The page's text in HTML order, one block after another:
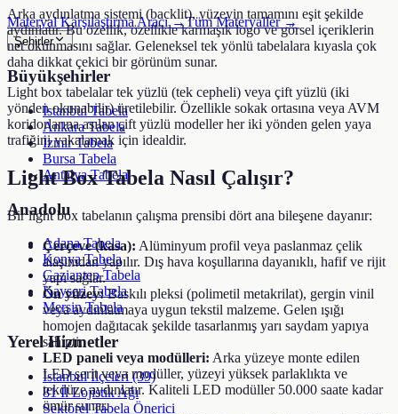
Materyal Karşılaştırma Aracı →Tüm Materyaller →
Şehirler
Büyükşehirler
İstanbul Tabela
Ankara Tabela
İzmir Tabela
Bursa Tabela
Antalya Tabela
Anadolu
Adana Tabela
Konya Tabela
Gaziantep Tabela
Kayseri Tabela
Mersin Tabela
Yerel Hizmetler
İstanbul İlçeleri (39)
81 İl Lojistik Ağı
Sektörel Tabela Önerici
Arka aydınlatma sistemi (backlit), yüzeyin tamamını eşit şekilde
aydınlatır. Bu özellik, özellikle karmaşık logo ve görsel içeriklerin
net okunmasını sağlar. Geleneksel tek yönlü tabelalara kıyasla çok
daha dikkat çekici bir görünüm sunar.
Light box tabelalar tek yüzlü (tek cepheli) veya çift yüzlü (iki
yönden okunabilir) üretilebilir. Özellikle sokak ortasına veya AVM
koridorlarına asılan çift yüzlü modeller her iki yönden gelen yaya
trafiğini yakalamak için idealdir.
Light Box Tabela Nasıl Çalışır?
Bir light box tabelanın çalışma prensibi dört ana bileşene dayanır:
Çerçeve (kasa): Alüminyum profil veya paslanmaz çelik
alaşımdan yapılır. Dış hava koşullarına dayanıklı, hafif ve rijit
yapı sağlar.
Ön yüzey:Baskılı pleksi (polimetil metakrilat), gergin vinil
veya aydınlatmaya uygun tekstil malzeme. Gelen ışığı
homojen dağıtacak şekilde tasarlanmış yarı saydam yapıya
sahiptir.
LED paneli veya modülleri: Arka yüzeye monte edilen
LED şerit veya modüller, yüzeyi yüksek parlaklıkta ve
tekdüze aydınlatır. Kaliteli LED modüller 50.000 saate kadar
ömür sunar.